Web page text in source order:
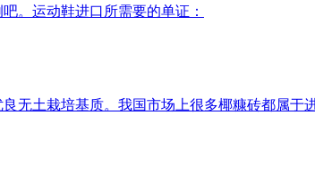
。运动鞋进口所需要的单证：
无土栽培基质。我国市场上很多椰糠砖都属于